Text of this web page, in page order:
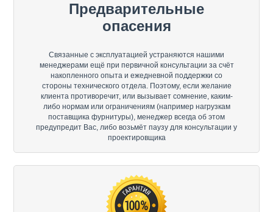
Предварительные
опасения
Связанные с эксплуатацией устраняются нашими
менеджерами ещё при первичной консультации за счёт
накопленного опыта и ежедневной поддержки со
стороны технического отдела. Поэтому, если желание
клиента противоречит, или вызывает сомнение, каким-
либо нормам или ограничениям (например нагрузкам
поставщика фурнитуры), менеджер всегда об этом
предупредит Вас, либо возьмёт паузу для консультации у
проектировщика